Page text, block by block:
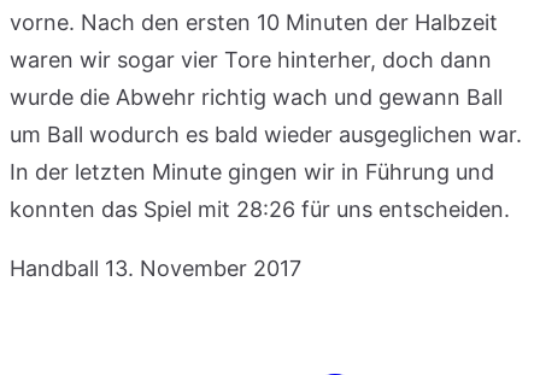
vorne. Nach den ersten 10 Minuten der Halbzeit
waren wir sogar vier Tore hinterher, doch dann
wurde die Abwehr richtig wach und gewann Ball
um Ball wodurch es bald wieder ausgeglichen war.
In der letzten Minute gingen wir in Führung und
konnten das Spiel mit 28:26 für uns entscheiden.
Handball 13. November 2017